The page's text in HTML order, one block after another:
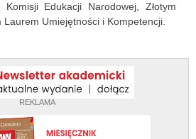
REKLAMA
Edukacji Narodowej, Złotym
Laurem Umiejętności i Kompetencji.